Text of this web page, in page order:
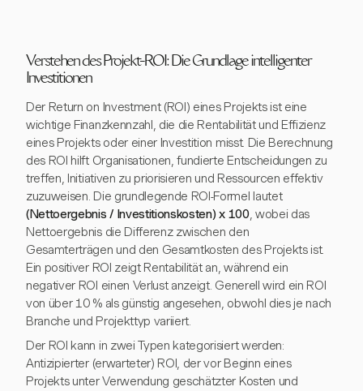
Verstehen des Projekt-ROI: Die Grundlage intelligenter
Investitionen
Der Return on Investment (ROI) eines Projekts ist eine
wichtige Finanzkennzahl, die die Rentabilität und Effizienz
eines Projekts oder einer Investition misst. Die Berechnung
des ROI hilft Organisationen, fundierte Entscheidungen zu
treffen, Initiativen zu priorisieren und Ressourcen effektiv
zuzuweisen. Die grundlegende ROI-Formel lautet
(Nettoergebnis / Investitionskosten) x 100, wobei das
Nettoergebnis die Differenz zwischen den
Gesamterträgen und den Gesamtkosten des Projekts ist.
Ein positiver ROI zeigt Rentabilität an, während ein
negativer ROI einen Verlust anzeigt. Generell wird ein ROI
von über 10 % als günstig angesehen, obwohl dies je nach
Branche und Projekttyp variiert.
Der ROI kann in zwei Typen kategorisiert werden:
Antizipierter (erwarteter) ROI, der vor Beginn eines
Projekts unter Verwendung geschätzter Kosten und